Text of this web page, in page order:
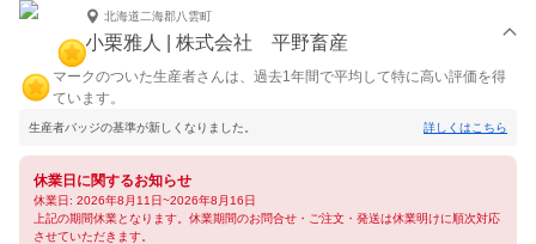
北海道二海郡八雲町
小栗雅人 | 株式会社 平野畜産
マークのついた生産者さんは、過去1年間で平均して特に高い評価を得
ています。
生産者バッジの基準が新しくなりました。 詳しくはこちら
休業日に関するお知らせ
休業日: 2026年8月11日~2026年8月16日
上記の期間休業となります。休業期間のお問合せ・ご注文・発送は休業明けに順次対応
させていただきます。